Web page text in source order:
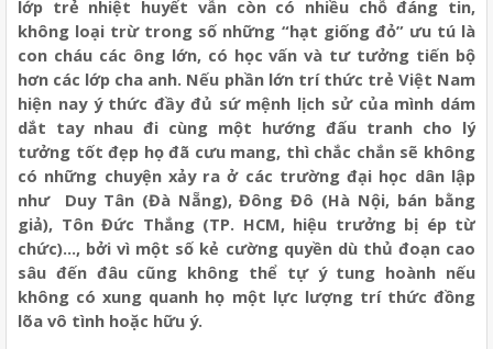
lớp trẻ nhiệt huyết vẫn còn có nhiều chỗ đáng tin,
không loại trừ trong số những “hạt giống đỏ” ưu tú là
con cháu các ông lớn, có học vấn và tư tưởng tiến bộ
hơn các lớp cha anh. Nếu phần lớn trí thức trẻ Việt Nam
hiện nay ý thức đầy đủ sứ mệnh lịch sử của mình dám
dắt tay nhau đi cùng một hướng đấu tranh cho lý
tưởng tốt đẹp họ đã cưu mang, thì chắc chắn sẽ không
có những chuyện xảy ra ở các trường đại học dân lập
như
Duy Tân (Đà Nẵng), Đông Đô (Hà Nội, bán bằng
giả), Tôn Đức Thắng (TP. HCM, hiệu trưởng bị ép từ
chức)…, bởi vì một số kẻ cường quyền dù thủ đoạn cao
sâu đến đâu cũng không thể tự ý tung hoành nếu
không có xung quanh họ một lực lượng trí thức đồng
lõa vô tình hoặc hữu ý.